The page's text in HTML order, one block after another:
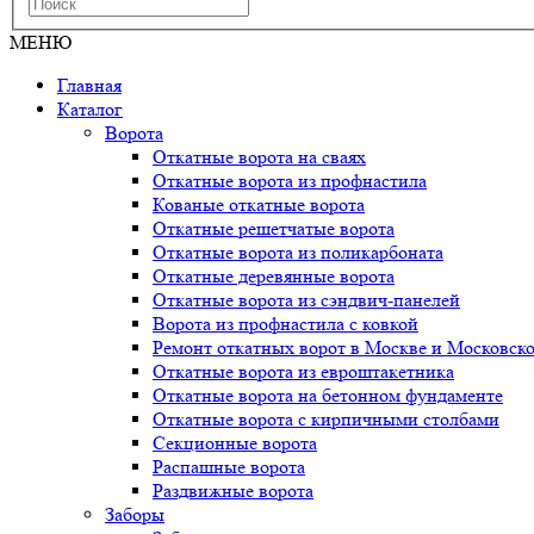
МЕНЮ
Главная
Каталог
Ворота
Откатные ворота на сваях
Откатные ворота из профнастила
Кованые откатные ворота
Откатные решетчатые ворота
Откатные ворота из поликарбоната
Откатные деревянные ворота
Откатные ворота из сэндвич-панелей
Ворота из профнастила с ковкой
Ремонт откатных ворот в Москве и
Откатные ворота из евроштакетника
Откатные ворота на бетонном фундаменте
Откатные ворота с кирпичными столбами
Секционные ворота
Распашные ворота
Раздвижные ворота
Заборы